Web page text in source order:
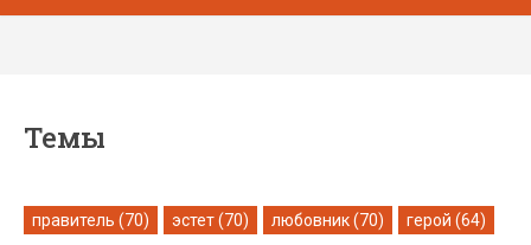
Темы
правитель (70) эстет (70) любовник (70) герой (64)